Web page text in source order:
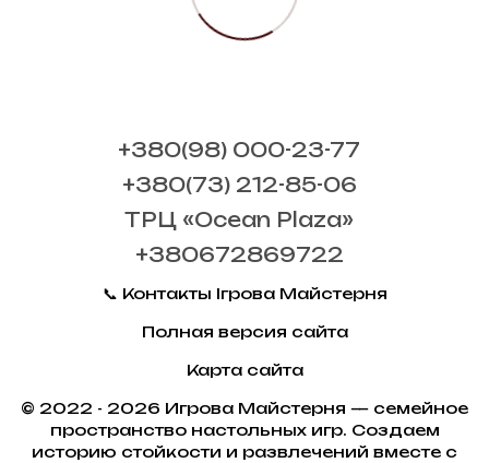
+380(98) 000-23-77
+380(73) 212-85-06
ТРЦ «Ocean Plaza»
+380672869722
📞 Контакты Ігрова Майстерня
Полная версия сайта
Карта сайта
© 2022 - 2026 Игрова Майстерня — семейное
пространство настольных игр. Создаем
историю стойкости и развлечений вместе с